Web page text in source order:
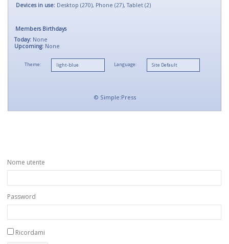
Devices in use: Desktop (270), Phone (27), Tablet (2)
Members Birthdays
Today: None
Upcoming: None
Theme: Language:
© Simple:Press
Nome utente
Password
Ricordami